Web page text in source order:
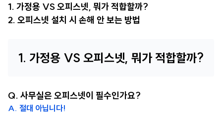
1. 가정용 VS 오피스넷, 뭐가 적합할까?
2. 오피스넷 설치 시 손해 안 보는 방법
1. 가정용 VS 오피스넷, 뭐가 적합할까?
Q. 사무실은 오피스넷이 필수인가요?
A. 절대 아닙니다!